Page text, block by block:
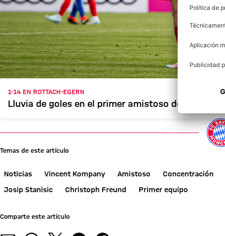
1-14 EN ROTTACH-EGERN
Lluvia de goles en el primer amistoso de la
Temas de este artículo
Noticias Vincent Kompany Amistoso Concentración
Josip Stanisic
Christoph Freund Primer equipo
Comparte este artículo